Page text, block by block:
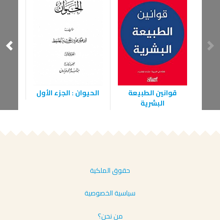
قوانين الطبيعة
البشرية
الحيوان : الجزء الأول
حقوق الملكية
سياسية الخصوصية
من نحن؟